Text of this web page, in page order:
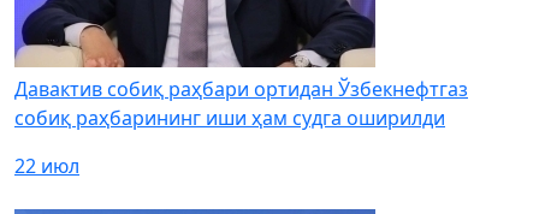
Давактив собиқ раҳбари ортидан Ўзбекнефтгаз
собиқ раҳбарининг иши ҳам судга оширилди
22 июл